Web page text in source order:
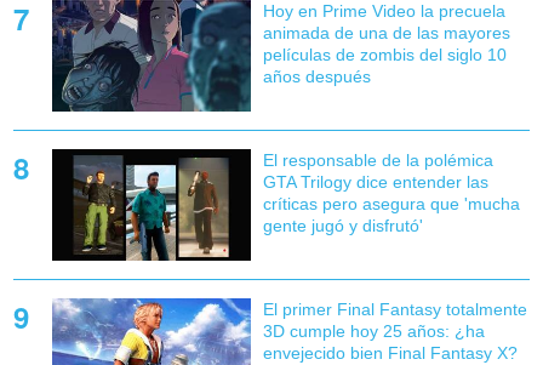
Hoy en Prime Video la precuela
animada de una de las mayores
películas de zombis del siglo 10
años después
El responsable de la polémica
GTA Trilogy dice entender las
críticas pero asegura que 'mucha
gente jugó y disfrutó'
El primer Final Fantasy totalmente
3D cumple hoy 25 años: ¿ha
envejecido bien Final Fantasy X?